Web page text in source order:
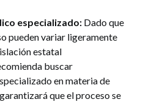
especializado: Dado que
pueden variar ligeramente
estatal
buscar
en materia de
que el proceso se